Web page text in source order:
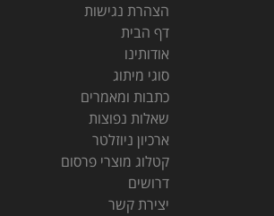
הצהרת נגישות
דף הבית
אודותינו
סוגי מיתוג
כתבות ומאמרים
שאלות נפוצות
ארכיון ניוזלטר
קטלוג מוצרי פרסום
דרושים
יצירת קשר